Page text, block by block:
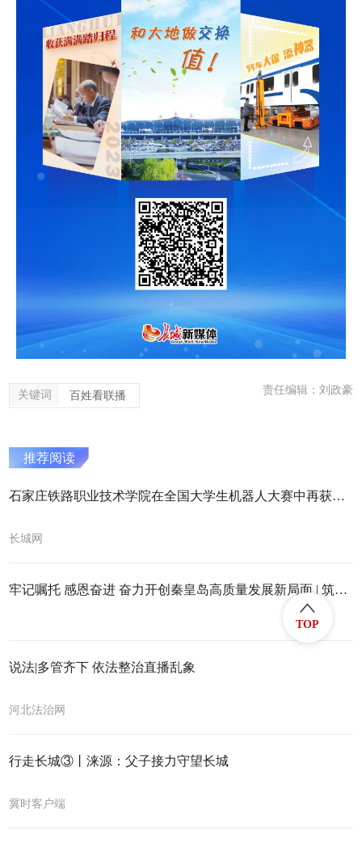
关键词 百姓看联播 责任编辑：刘政豪
推荐阅读
石家庄铁路职业技术学院在全国大学生机器人大赛中再获佳绩
长城网
牢记嘱托 感恩奋进 奋力开创秦皇岛高质量发展新局面 | 筑得暖巢引凤来
说法|多管齐下 依法整治直播乱象
河北法治网
行走长城③丨涞源：父子接力守望长城
冀时客户端
TOP